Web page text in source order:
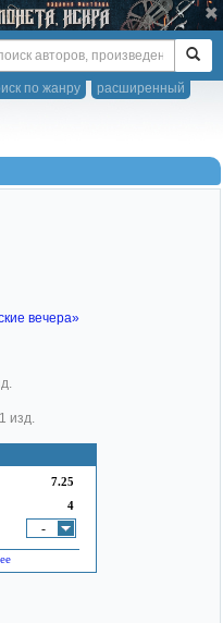
расширенный
по жанру
7.25
4
-
вечера»
изд.